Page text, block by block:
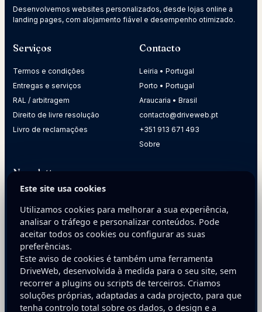
Desenvolvemos websites personalizados, desde lojas online a
landing pages, com alojamento fiável e desempenho otimizado.
Serviços
Termos e condições
Entregas e serviços
RAL / arbitragem
Direito de livre resolução
Livro de reclamações
Contacto
Leiria • Portugal
Porto • Portugal
Araucaria • Brasil
contacto@driveweb.pt
+351 913 671 493
Sobre
Newsletter
sua empresa.
E-mail
Este site usa cookies
Utilizamos cookies para melhorar a sua experiência,
analisar o tráfego e personalizar conteúdos. Pode
aceitar todos os cookies ou configurar as suas
preferências.
Este aviso de cookies é também uma ferramenta
DriveWeb, desenvolvida à medida para o seu site, sem
recorrer a plugins ou scripts de terceiros. Criamos
soluções próprias, adaptadas a cada projecto, para que
tenha controlo total sobre os dados, o design e a